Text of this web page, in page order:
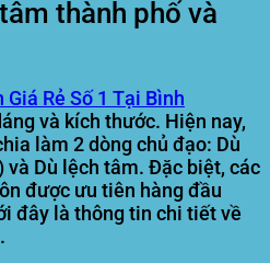
thành phố và
Giá Rẻ Số 1 Tại Bình
và kích thước. Hiện nay,
làm 2 dòng chủ đạo: Dù
Dù lệch tâm. Đặc biệt, các
được ưu tiên hàng đầu
đây là thông tin chi tiết về